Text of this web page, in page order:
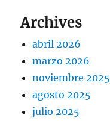
Archives
abril 2026
marzo 2026
noviembre 2025
agosto 2025
julio 2025